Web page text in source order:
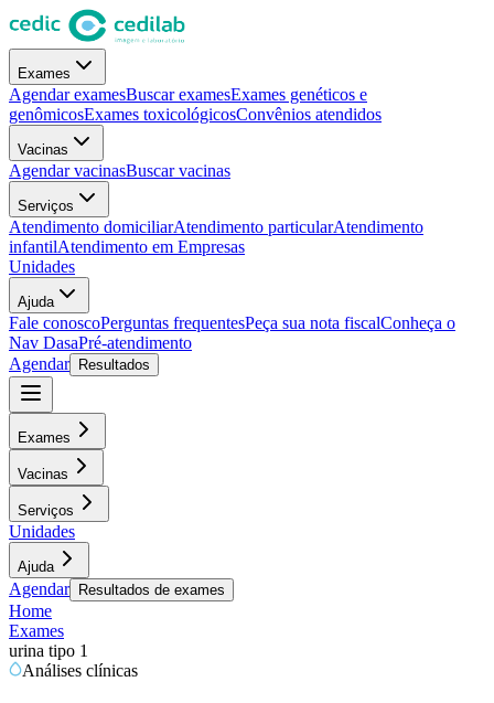
Exames
Agendar examesBuscar examesExames genéticos e
genômicosExames toxicológicosConvênios atendidos
Vacinas
Agendar vacinasBuscar vacinas
Serviços
Atendimento domiciliarAtendimento particularAtendimento
infantilAtendimento em Empresas
Unidades
Ajuda
Fale conoscoPerguntas frequentesPeça sua nota fiscalConheça o
Nav DasaPré-atendimento
Agendar
Resultados
Exames
Vacinas
Serviços
Unidades
Ajuda
Agendar Resultados de exames
Home
Exames
urina tipo 1
Análises clínicas